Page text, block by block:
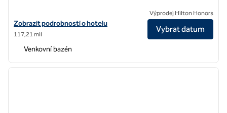
Zobrazit podrobnosti o hotelu Adia Aluma Athens, Curio Collection
Zobrazit podrobnosti o hotelu
117,21 mil
Výprodej Hilton Honors
Vybrat datum
Venkovní bazén
1 z 12
další